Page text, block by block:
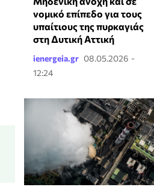
νομικό επίπεδο για τους
υπαίτιους της πυρκαγιάς
στη Δυτική Αττική
ienergeia.gr 08.05.2026 -
12:24